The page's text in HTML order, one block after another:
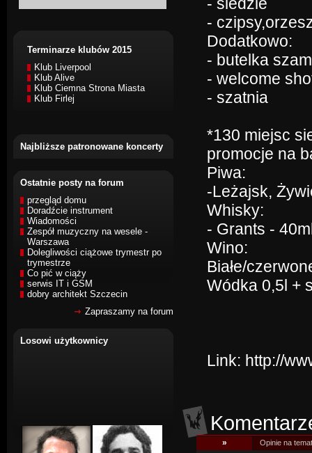
Terminarze klubów 2015
Klub Liverpool
Klub Alive
Klub Ciemna Strona Miasta
Klub Firlej
Najbliższe patronowane koncerty
Ostatnie posty na forum
przegląd domu
Doradźcie instrument
Wiadomości
Zespół muzyczny na wesele -
Warszawa
Dolegliwości ciążowe trymestr po
trymestrze
Co pić w ciąży
serwis IT i GSM
dobry architekt Szczecin
Zapraszamy na forum
Losowi użytkownicy
-
Dodatkowo:
- butelka
- welcome
- szatnia
*130 miejsc
promocje na
Piwa:
-Leżajsk,
Whisky:
- Grants -
Wino:
Białe/
Wódka 0,5l +
Link: http://
» Opinie na